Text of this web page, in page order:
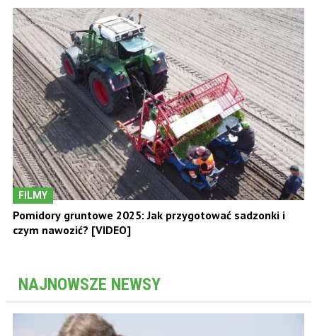
FILMY
Pomidory gruntowe 2025: Jak przygotować sadzonki i
czym nawozić? [VIDEO]
NAJNOWSZE NEWSY